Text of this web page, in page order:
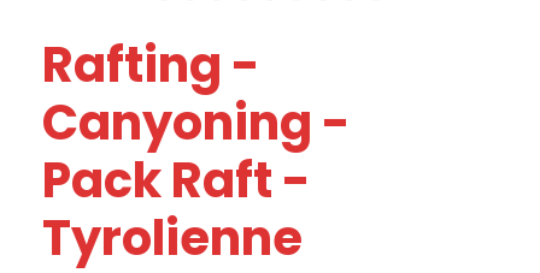
Rafting -
Canyoning -
Pack Raft -
Tyrolienne